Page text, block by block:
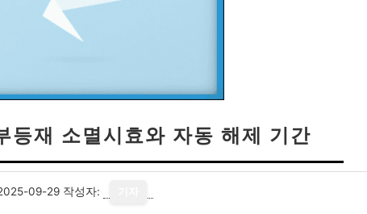
등재 소멸시효와 자동 해제 기간
09-29 작성자: